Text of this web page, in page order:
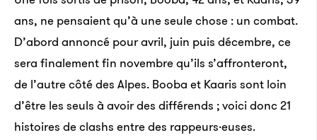
ans, ne pensaient qu’à une seule chose : un combat.
D’abord annoncé pour avril, juin puis décembre, ce
sera finalement fin novembre qu’ils s’affronteront,
de l’autre côté des Alpes. Booba et Kaaris sont loin
d’être les seuls à avoir des différends ; voici donc 21
histoires de clashs entre des rappeurs·euses.